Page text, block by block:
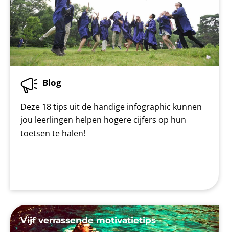
Blog
Deze 18 tips uit de handige infographic kunnen
jou leerlingen helpen hogere cijfers op hun
toetsen te halen!
Vijf verrassende motivatietips